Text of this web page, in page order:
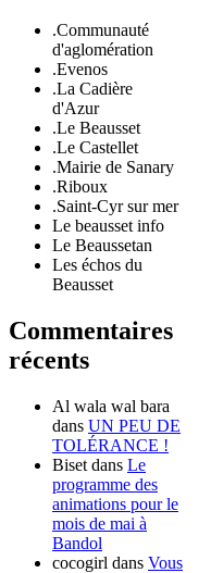
.Communauté
d'aglomération
.Evenos
.La Cadière
d'Azur
.Le Beausset
.Le Castellet
.Mairie de Sanary
.Riboux
.Saint-Cyr sur mer
Le beausset info
Le Beaussetan
Les échos du
Beausset
Commentaires
récents
Al wala wal bara
dans UN PEU DE
TOLÉRANCE !
Biset dans Le
programme des
animations pour le
mois de mai à
Bandol
cocogirl dans Vous